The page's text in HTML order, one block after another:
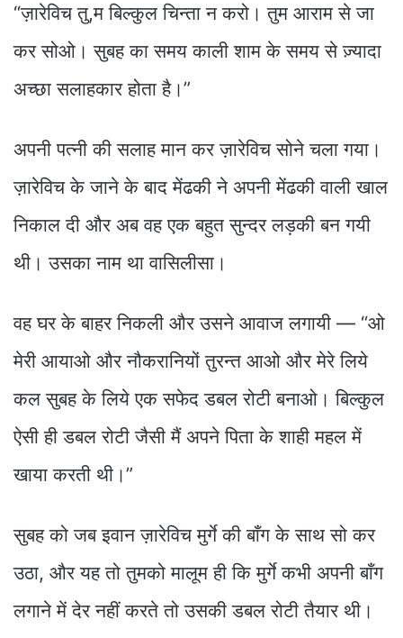
“ज़ारेविच तु,म बिल्कुल चिन्ता न करो। तुम आराम से जा
कर सोओ। सुबह का समय काली शाम के समय से ज़्यादा
अच्छा सलाहकार होता है।”
अपनी पत्नी की सलाह मान कर ज़ारेविच सोने चला गया।
ज़ारेविच के जाने के बाद मेंढकी ने अपनी मेंढकी वाली खाल
निकाल दी और अब वह एक बहुत सुन्दर लड़की बन गयी
थी। उसका नाम था वासिलीसा।
वह घर के बाहर निकली और उसने आवाज लगायी — “ओ
मेरी आयाओ और नौकरानियों तुरन्त आओ और मेरे लिये
कल सुबह के लिये एक सफेद डबल रोटी बनाओ। बिल्कुल
ऐसी ही डबल रोटी जैसी मैं अपने पिता के शाही महल में
खाया करती थी।”
सुबह को जब इवान ज़ारेविच मुर्गे की बाँग के साथ सो कर
उठा, और यह तो तुमको मालूम ही कि मुर्गे कभी अपनी बाँग
लगाने में देर नहीं करते तो उसकी डबल रोटी तैयार थी।